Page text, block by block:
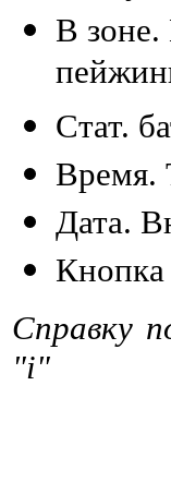
В зоне.
Стат.
Время.
Дата.
Справку
"i"